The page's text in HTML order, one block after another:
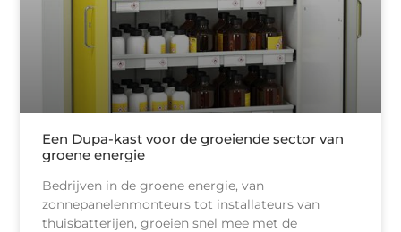
Een Dupa-kast voor de groeiende sector van
groene energie
Bedrijven in de groene energie, van
zonnepanelenmonteurs tot installateurs van
thuisbatterijen, groeien snel mee met de